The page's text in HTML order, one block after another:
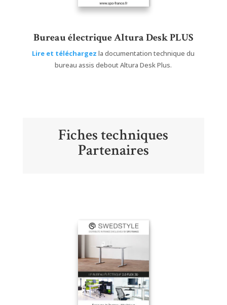
Bureau électrique Altura Desk PLUS
Lire et téléchargez la documentation technique du
bureau assis debout Altura Desk Plus.
Fiches techniques
Partenaires